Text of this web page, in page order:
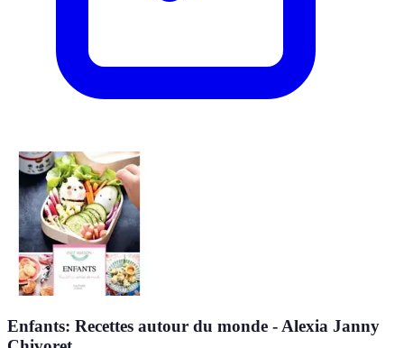
Enfants: Recettes autour du monde - Alexia Janny